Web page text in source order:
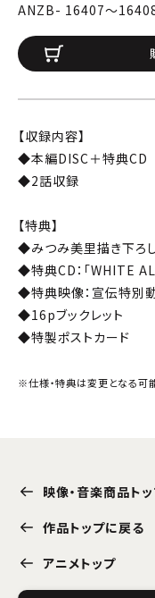
ANZB- 16407〜
【収録内容】
◆本編DISC＋特典CD
◆2話収録
【特典】
◆みつみ美里描き下ろし
◆特典CD：「WHITE
◆特典映像：宣伝特別
◆16pブックレット
◆特製ポストカード
※仕様・特典は変更となる可
映像・音楽商品ト
作品トップに戻る
アニメトップ